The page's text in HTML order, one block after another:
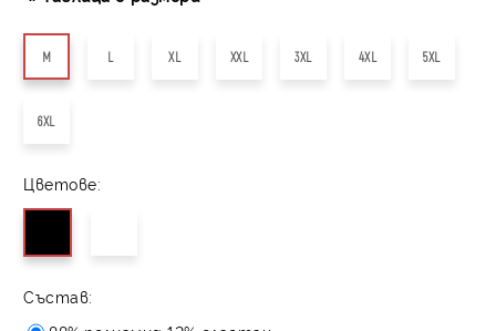
M L XL XXL 3XL 4XL 5XL
6XL
Цветове:
Състав: